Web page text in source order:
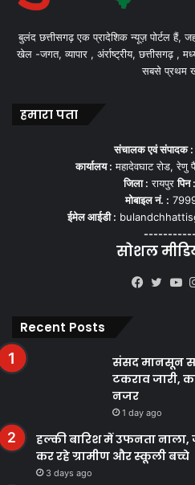
बुलंद छत्तीसगढ़ एक प्रादेशिक न्यूज़ पोर्टल हैं,
खेल -जगत, व्यापार , अंर्राष्ट्रीय, छत्तीसगढ़ ,
सबसे प्रथम
हमारा पता
संचालक एवं संपादक :
कार्यालय : महादेवघाट रोड, रेणु
जिला : रायपुरपिन :
मोबाइल नं. :
ईमेल आईडी :
सोशल
Recent Posts
संसद मानसून
टकराव जारी,
नजर
1 day ago
हल्की बारिश में उफनता
कर रहे ग्रामीण और स्कूली बच्चे
3 days ago